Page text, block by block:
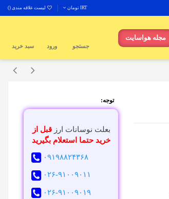
IRT تومان لیست علاقه مندی ()
مجله هواسایت
جستجو ورود سبد خرید
توجه:
بعلت نوسانات ارزقبل از
خرید حتما استعلام بگیرید
۰۹۱۹۸۸۲۴۳۶۸
۰۲۶-۹۱۰۰۹۰۱۱
۰۲۶-۹۱۰۰۹۰۱۹